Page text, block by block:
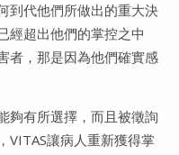
到代他們所做出的重大決
經超出他們的掌控之中
者，那是因為他們確實感
夠有所選擇，而且被徵詢
VITAS讓病人重新獲得掌